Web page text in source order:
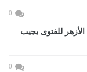
0
للفتوى يجيب
0